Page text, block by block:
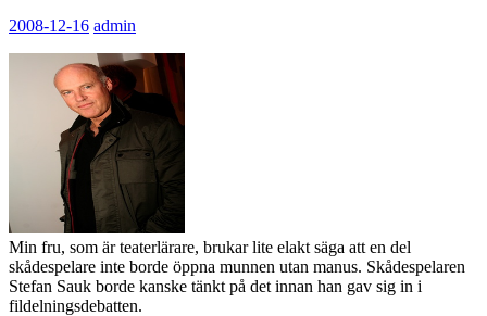
2008-12-16 admin
Min fru, som är teaterlärare, brukar lite elakt säga att en del
skådespelare inte borde öppna munnen utan manus. Skådespelaren
Stefan Sauk borde kanske tänkt på det innan han gav sig in i
fildelningsdebatten.